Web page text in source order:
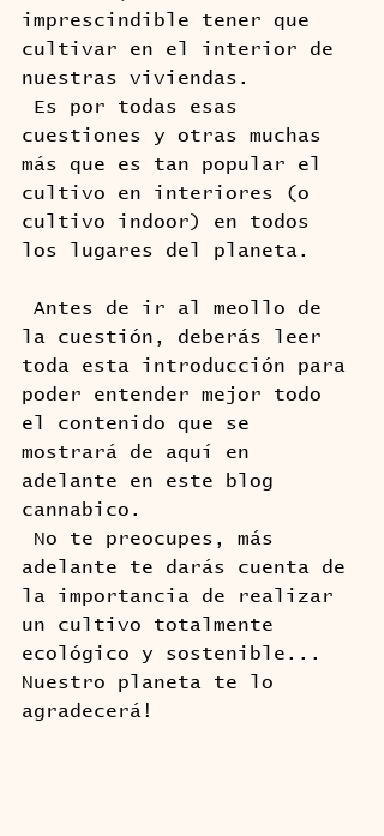
imprescindible tener que
cultivar en el interior de
nuestras viviendas.
cuestiones y otras muchas
más que es tan popular el
cultivo en interiores (o
cultivo indoor) en todos
los lugares del planeta.
la cuestión, deberás leer
toda esta introducción para
poder entender mejor todo
el contenido que se
mostrará de aquí en
adelante en este blog
cannabico.
adelante te darás cuenta de
la importancia de realizar
un cultivo totalmente
ecológico y sostenible...
Nuestro planeta te lo
agradecerá!